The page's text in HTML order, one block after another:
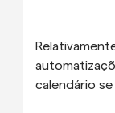
calendário se